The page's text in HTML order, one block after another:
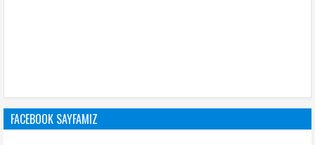
FACEBOOK SAYFAMIZ